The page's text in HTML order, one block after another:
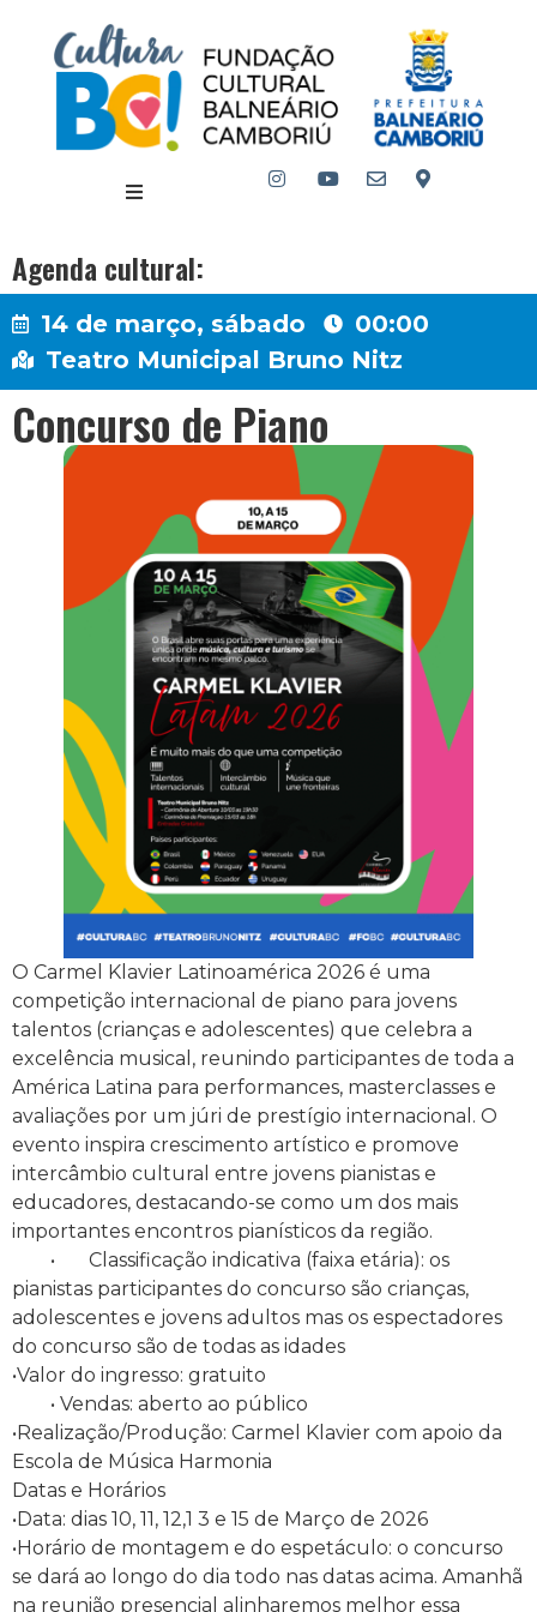
Agenda cultural:
14 de março, sábado
00:00
Teatro Municipal Bruno Nitz
Concurso de Piano
O Carmel Klavier Latinoamérica 2026 é uma
competição internacional de piano para jovens
talentos (crianças e adolescentes) que celebra a
excelência musical, reunindo participantes de toda a
América Latina para performances, masterclasses e
avaliações por um júri de prestígio internacional. O
evento inspira crescimento artístico e promove
intercâmbio cultural entre jovens pianistas e
educadores, destacando-se como um dos mais
importantes encontros pianísticos da região.
• Classificação indicativa (faixa etária): os
pianistas participantes do concurso são crianças,
adolescentes e jovens adultos mas os espectadores
do concurso são de todas as idades
•Valor do ingresso: gratuito
• Vendas: aberto ao público
•Realização/Produção: Carmel Klavier com apoio da
Escola de Música Harmonia
Datas e Horários
•Data: dias 10, 11, 12,1 3 e 15 de Março de 2026
•Horário de montagem e do espetáculo: o concurso
se dará ao longo do dia todo nas datas acima. Amanhã
na reunião presencial alinharemos melhor essa